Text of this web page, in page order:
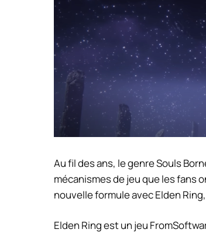
Au fil des ans, le genre Souls
mécanismes de jeu que les fans
nouvelle formule avec Elden
Elden Ring est un jeu